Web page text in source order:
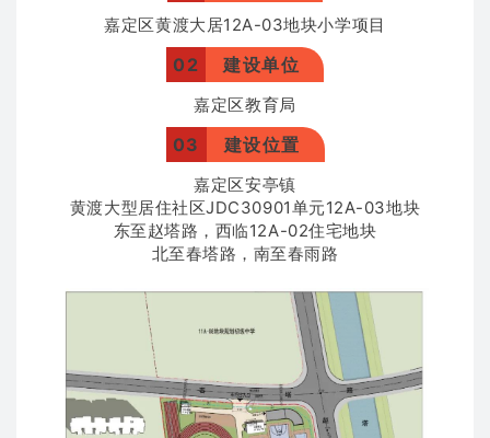
嘉定区黄渡大居12A-03地块小学项目
02 建设单位
嘉定区教育局
03 建设位置
嘉定区安亭镇
黄渡大型居住社区JDC30901单元12A-03地块
东至赵塔路，西临12A-02住宅地块
北至春塔路，南至春雨路